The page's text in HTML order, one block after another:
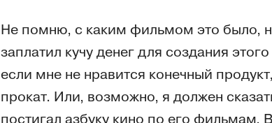
Не помню, с каким фильмом это было,
заплатил кучу денег для создания
если мне не нравится конечный
прокат. Или, возможно, я должен